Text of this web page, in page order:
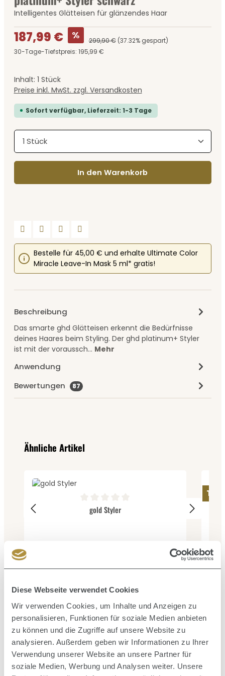
Diese Webseite verwendet Cookies
Wir verwenden Cookies, um Inhalte und Anzeigen zu
personalisieren, Funktionen für soziale Medien anbieten
zu können und die Zugriffe auf unsere Website zu
analysieren. Außerdem geben wir Informationen zu Ihrer
Verwendung unserer Website an unsere Partner für
soziale Medien, Werbung und Analysen weiter. Unsere
Intelligentes Glätteisen für glänzendes Haar
Verkaufspreis:
187,99 € % 299,90 € (37.32% gespart)
30-Tage-Tiefstpreis: 195,99 €
Inhalt: 1 Stück
Preise inkl. MwSt. zzgl. Versandkosten
Sofort verfügbar, Lieferzeit: 1-3 Tage
Produkt Anzahl: Gib den gewünschten Wert
In den Warenkorb
Bestelle für 45,00 € und erhalte Ultimate Color
Miracle Leave-In Mask 5 ml* gratis!
Beschreibung
Das smarte ghd Glätteisen erkennt die Bedürfnisse
deines Haares beim Styling. Der ghd platinum+ Styler
ist mit der voraussch… Mehr
Anwendung
Bewertungen
87
Produktgalerie überspringen
Ähnliche Artikel
Durchschnittliche Bewertung von 0 von 5 Sternen
gold Styler
(43.82% gespart)
Produktgalerie überspringen
Zusammen kaufen mit